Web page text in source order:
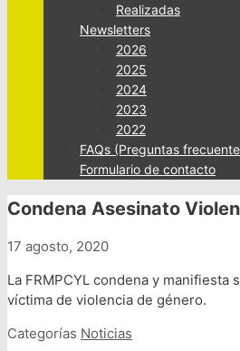
Realizadas
Newsletters
2026
2025
2024
2023
2022
FAQs (Preguntas
Formulario de contacto
Condena Asesinato
17 agosto, 2020
La FRMPCYL condena y
víctima de violencia de género.
Categorías Noticias